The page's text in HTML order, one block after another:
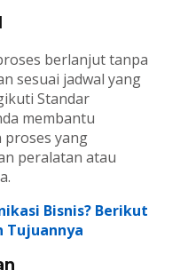
berlanjut tanpa
sesuai jadwal yang
Standar
membantu
proses yang
peralatan atau
Bisnis? Berikut
Tujuannya